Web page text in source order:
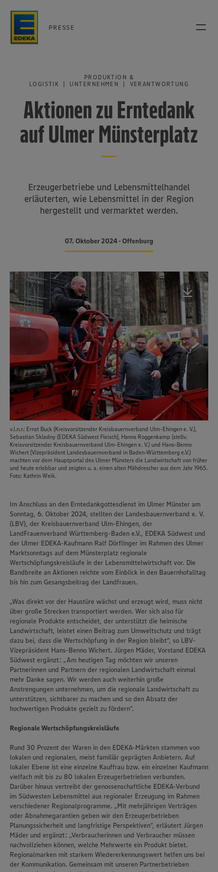
PRESSE
PRODUKTION &
LOGISTIK | UNTERNEHMEN | VERANTWORTUNG
Aktionen zu Erntedank
auf Ulmer Münsterplatz
Erzeugerbetriebe und Lebensmittelhandel
erläuterten, wie Lebensmittel in der Region
hergestellt und vermarktet werden.
07. Oktober 2024 • Offenburg
v.l.n.r.: Ernst Buck (Kreisvorsitzender Kreisbauernverband Ulm-Ehingen e. V.),
Sebastian Skladny (EDEKA Südwest Fleisch), Hanns Roggenkamp (stellv.
Kreisvorsitzender Kreisbauernverband Ulm-Ehingen e. V.) und Hans-Benno
Wichert (Vizepräsident Landesbauernverband in Baden-Württemberg e.V.)
machten vor dem Hauptportal des Ulmer Münsters die Landwirtschaft von früher
und heute erlebbar und zeigten u. a. einen alten Mähdrescher aus dem Jahr 1965.
Foto: Kathrin Weik.
Im Anschluss an den Erntedankgottesdienst im Ulmer Münster am
Sonntag, 6. Oktober 2024, stellten der Landesbauernverband e. V.
(LBV), der Kreisbauernverband Ulm-Ehingen, der
LandFrauenverband Württemberg-Baden e.V., EDEKA Südwest und
der Ulmer EDEKA-Kaufmann Ralf Dörflinger im Rahmen des Ulmer
Marktsonntags auf dem Münsterplatz regionale
Wertschöpfungskreisläufe in der Lebensmittelwirtschaft vor. Die
Bandbreite an Aktionen reichte vom Einblick in den Bauernhofalltag
bis hin zum Gesangsbeitrag der Landfrauen.
„Was direkt vor der Haustüre wächst und erzeugt wird, muss nicht
über große Strecken transportiert werden. Wer sich also für
regionale Produkte entscheidet, der unterstützt die heimische
Landwirtschaft, leistet einen Beitrag zum Umweltschutz und trägt
dazu bei, dass die Wertschöpfung in der Region bleibt“, so LBV-
Vizepräsident Hans-Benno Wichert. Jürgen Mäder, Vorstand EDEKA
Südwest ergänzt: „Am heutigen Tag möchten wir unseren
Partnerinnen und Partnern der regionalen Landwirtschaft einmal
mehr Danke sagen. Wir werden auch weiterhin große
Anstrengungen unternehmen, um die regionale Landwirtschaft zu
unterstützen, sichtbarer zu machen und so den Absatz der
hochwertigen Produkte gezielt zu fördern“.
Regionale Wertschöpfungskreisläufe
Rund 30 Prozent der Waren in den EDEKA-Märkten stammen von
lokalen und regionalen, meist familiär geprägten Anbietern. Auf
lokaler Ebene ist eine einzelne Kauffrau bzw. ein einzelner Kaufmann
vielfach mit bis zu 80 lokalen Erzeugerbetrieben verbunden.
Darüber hinaus vertreibt der genossenschaftliche EDEKA-Verbund
im Südwesten Lebensmittel aus regionaler Erzeugung im Rahmen
verschiedener Regionalprogramme. „Mit mehrjährigen Verträgen
oder Abnahmegarantien geben wir den Erzeugerbetrieben
Planungssicherheit und langfristige Perspektiven“, erläutert Jürgen
Mäder und ergänzt: „Verbraucherinnen und Verbraucher müssen
nachvollziehen können, welche Mehrwerte ein Produkt bietet.
Regionalmarken mit starkem Wiedererkennungswert helfen uns bei
der Kommunikation. Gemeinsam mit unseren Partnerbetrieben